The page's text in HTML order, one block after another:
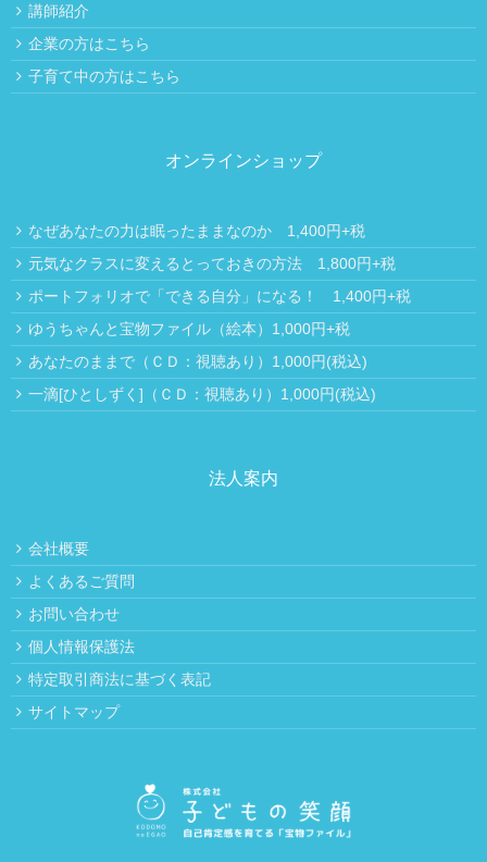
講師紹介
企業の方はこちら
子育て中の方はこちら
オンラインショップ
なぜあなたの力は眠ったままなのか 1,400円+税
元気なクラスに変えるとっておきの方法 1,800円+税
ポートフォリオで「できる自分」になる！ 1,400円+税
ゆうちゃんと宝物ファイル（絵本）1,000円+税
あなたのままで（ＣＤ：視聴あり）1,000円(税込)
一滴[ひとしずく]（ＣＤ：視聴あり）1,000円(税込)
法人案内
会社概要
よくあるご質問
お問い合わせ
個人情報保護法
特定取引商法に基づく表記
サイトマップ